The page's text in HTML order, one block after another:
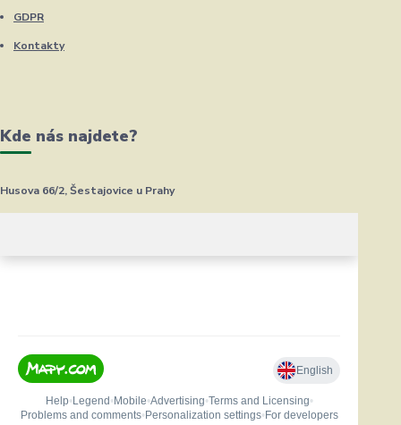
GDPR
Kontakty
Kde nás najdete?
Husova 66/2, Šestajovice u Prahy